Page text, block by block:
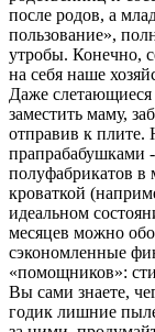
после родов, а
пользование»,
утробы. Конечно,
на себя наше
Даже
заместить маму,
отправив к плите.
прапрабабушками
полуфабрикатов в
кроваткой
идеальном
месяцев можно
сэкономленные
«помощников»:
Вы сами знаете,
годик лишние